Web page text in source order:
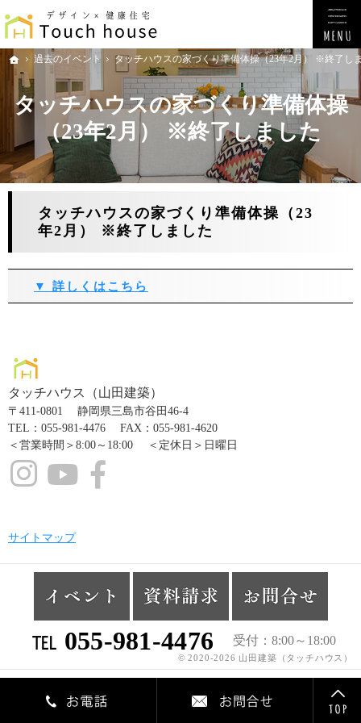
タッチハウスの家づくり準備体操
（23年2月） ※終了しました
タッチハウスの家づくり準備体操（23
年2月） ※終了しました
▼ 詳しくはこちら
タッチハウス（山田建築）
〒411-0801 静岡県三島市谷田46-4
TEL：055-981-4476 FAX：055-981-4620
＜営業時間＞8:00～18:00 ＜定休日＞日曜日
サイトマップ
ホーム
過去のイベント タッチハウスの家づくり準備体操（23年2月） ※終了し
℡ 055-981-4476 受付 8:00～18:00
© 2020-2026 山田建築（タッチハウス）